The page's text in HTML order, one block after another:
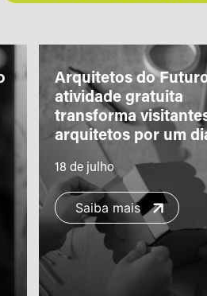
Arquitetos do
atividade gratuita
transforma
arquitetos por um
18 de julho
Saiba mais